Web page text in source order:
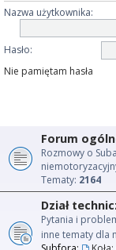
Nazwa użytkownika:
Hasło:
Nie pamiętam hasła
Forum
Rozmowy o
Tematy: 2164
Dział
Pytania i
inne tematy dla